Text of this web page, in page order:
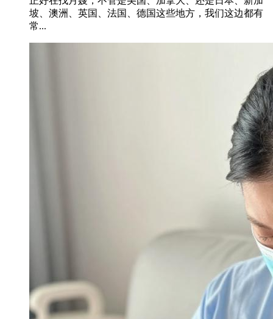
坡、澳洲、英国、法国、德国这些地方，我们这边都有
常...